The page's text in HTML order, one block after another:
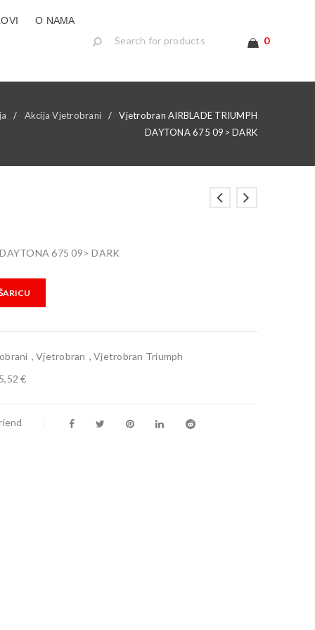
O NAMA
0
/ Akcija Vjetrobrani /
Vjetrobran AIRBLADE TRIUMPH
DAYTONA 675 09> DARK
675 09> DARK
,Vjetrobran ,Vjetrobran Triumph
€